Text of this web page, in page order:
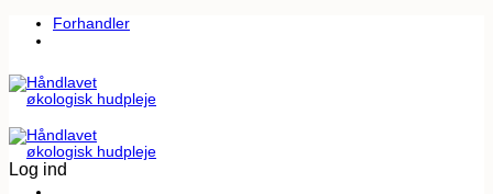
FortsætForhandler
Log ind